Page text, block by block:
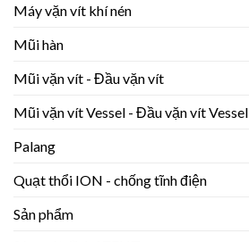
Máy vặn vít khí nén
Mũi hàn
Mũi vặn vít - Đầu vặn vít
Mũi vặn vít Vessel - Đầu vặn vít Vessel
Palang
Quạt thổi ION - chống tĩnh điện
Sản phẩm